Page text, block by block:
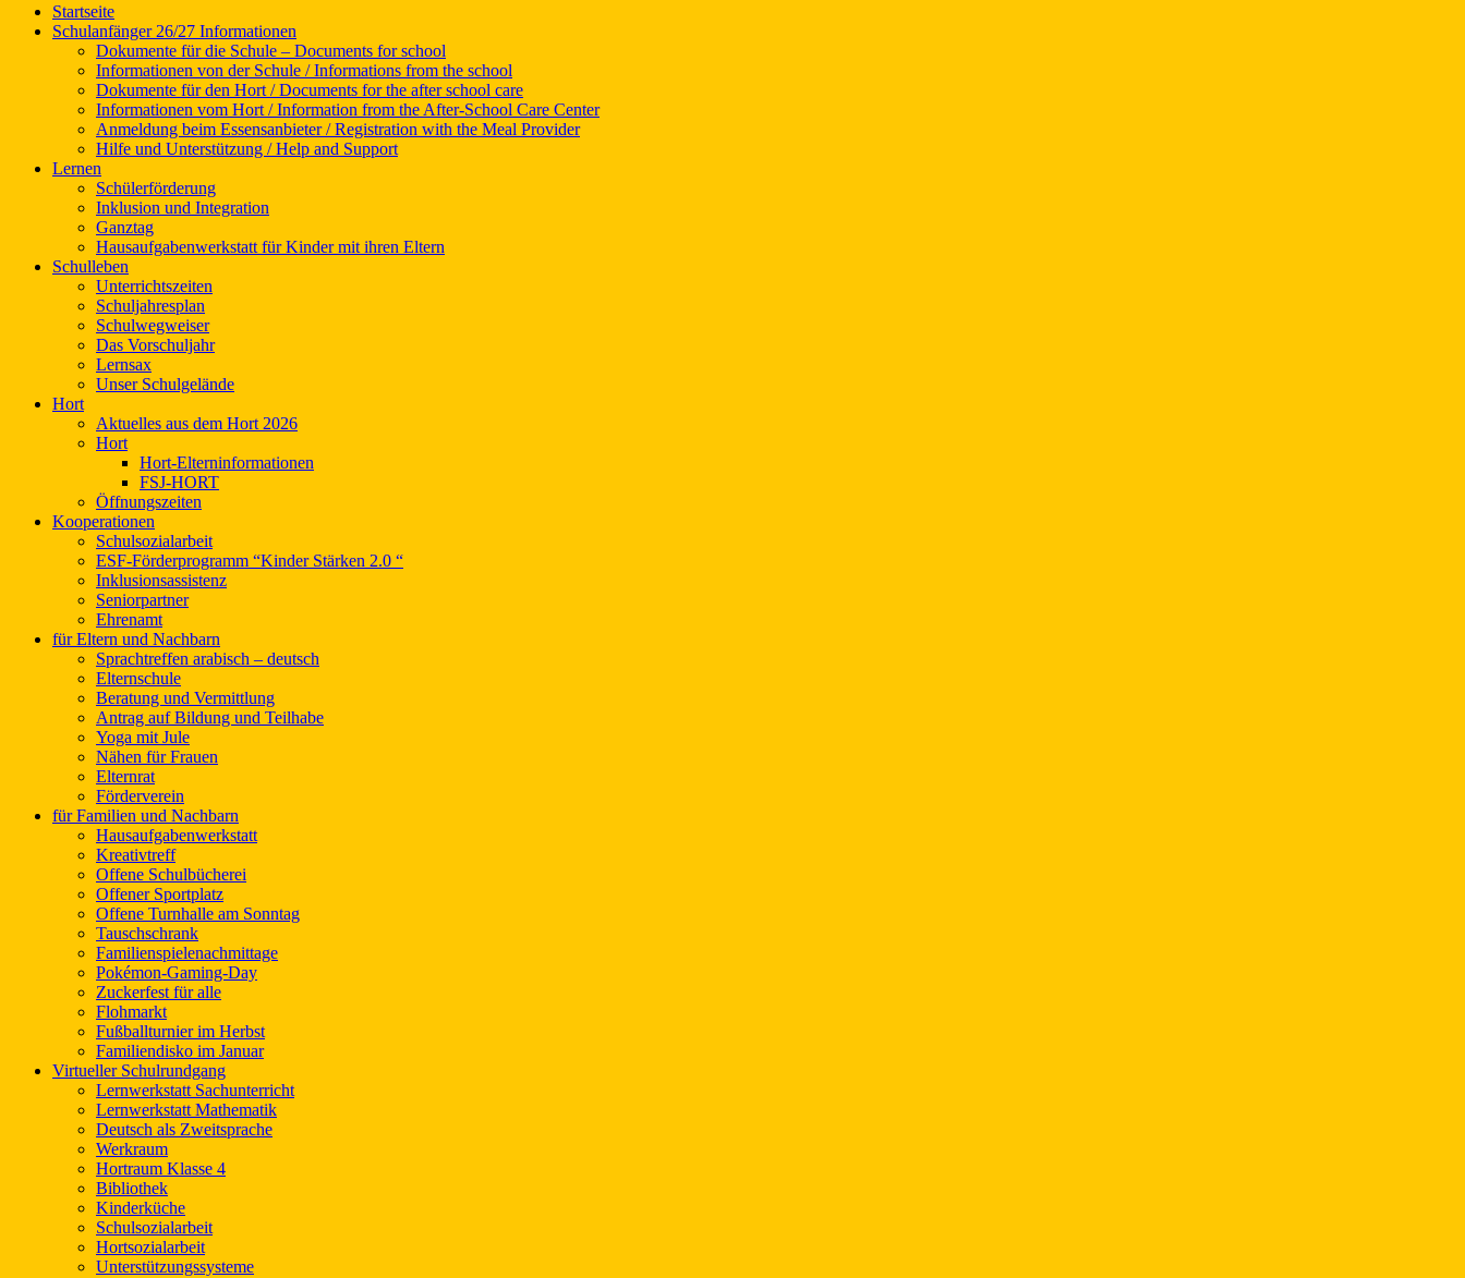
oben
scrollen
Startseite
Schulanfänger 26/27 Informationen
Dokumente für die Schule – Documents for school
Informationen von der Schule / Informations from the school
Dokumente für den Hort / Documents for the after school care
Informationen vom Hort / Information from the After-School Care Center
Anmeldung beim Essensanbieter / Registration with the Meal Provider
Hilfe und Unterstützung / Help and Support
Lernen
Schülerförderung
Inklusion und Integration
Ganztag
Hausaufgabenwerkstatt für Kinder mit ihren Eltern
Schulleben
Unterrichtszeiten
Schuljahresplan
Schulwegweiser
Das Vorschuljahr
Lernsax
Unser Schulgelände
Hort
Aktuelles aus dem Hort 2026
Hort
Hort-Elterninformationen
FSJ-HORT
Öffnungszeiten
Kooperationen
Schulsozialarbeit
ESF-Förderprogramm “Kinder Stärken 2.0 “
Inklusionsassistenz
Seniorpartner
Ehrenamt
für Eltern und Nachbarn
Sprachtreffen arabisch – deutsch
Elternschule
Beratung und Vermittlung
Antrag auf Bildung und Teilhabe
Yoga mit Jule
Nähen für Frauen
Elternrat
Förderverein
für Familien und Nachbarn
Hausaufgabenwerkstatt
Kreativtreff
Offene Schulbücherei
Offener Sportplatz
Offene Turnhalle am Sonntag
Tauschschrank
Familienspielenachmittage
Pokémon-Gaming-Day
Zuckerfest für alle
Flohmarkt
Fußballturnier im Herbst
Familiendisko im Januar
Virtueller Schulrundgang
Lernwerkstatt Sachunterricht
Lernwerkstatt Mathematik
Deutsch als Zweitsprache
Werkraum
Hortraum Klasse 4
Bibliothek
Kinderküche
Schulsozialarbeit
Hortsozialarbeit
Unterstützungssysteme